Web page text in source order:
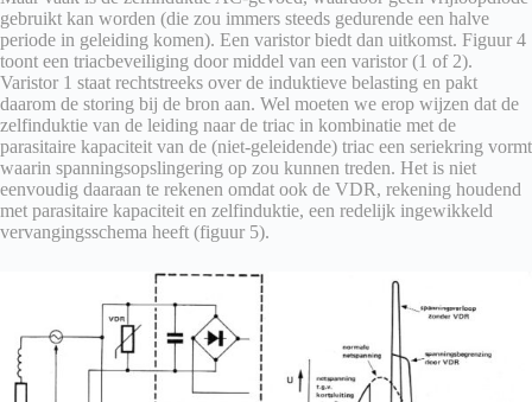
gebruikt kan worden (die zou immers steeds gedurende een halve
periode in geleiding komen). Een varistor biedt dan uitkomst. Figuur 4
toont een triacbeveiliging door middel van een varistor (1 of 2).
Varistor 1 staat rechtstreeks over de induktieve belasting en pakt
daarom de storing bij de bron aan. Wel moeten we erop wijzen dat de
zelfinduktie van de leiding naar de triac in kombinatie met de
parasitaire kapaciteit van de (niet-geleidende) triac een seriekring vormt
waarin spanningsopslingering op zou kunnen treden. Het is niet
eenvoudig daaraan te rekenen omdat ook de VDR, rekening houdend
met parasitaire kapaciteit en zelfinduktie, een redelijk ingewikkeld
vervangingsschema heeft (figuur 5).